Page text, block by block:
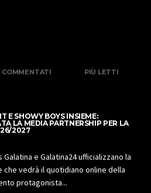
COMMENTATI PIÙ LETTI
E SHOWY BOYS INSIEME:
LA MEDIA PARTNERSHIP PER LA
2027
Galatina e Galatina24 ufficializzano la
che vedrà il quotidiano online della
protagonista...